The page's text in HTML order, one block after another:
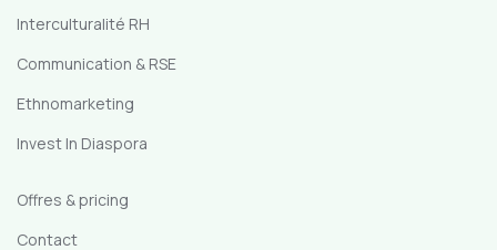
Interculturalité RH
Communication & RSE
Ethnomarketing
Invest In Diaspora
Offres & pricing
Contact